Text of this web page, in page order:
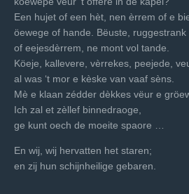
Een hujet of een hèt, nen èrrem of e
öewege of hande. Bëuste, ruggestrank
of eejesdèrrem, ne mont vol tande.
Köeje, kallevere, vèrrekes, peejede,
al was ‘t mor e kèske van vaaf sèns.
Mè e klaan zédder dèkkes vëur e
Ich zal et zèllef binnedraoge,
ge kunt oech de moeite spaore …
En wij, wij hervatten het staren;
en zij hun schijnheilige gebaren.